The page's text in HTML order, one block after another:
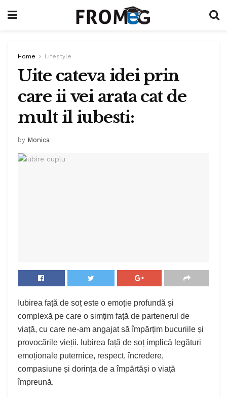
Home Lifestyle
Uite cateva idei prin
care ii vei arata cat de
mult il iubesti:
by Monica
Iubirea față de soț este o emoție profundă și
complexă pe care o simțim față de partenerul de
viață, cu care ne-am angajat să împărțim bucuriile și
provocările vieții. Iubirea față de soț implică legături
emoționale puternice, respect, încredere,
compasiune și dorința de a împărtăși o viață
împreună.